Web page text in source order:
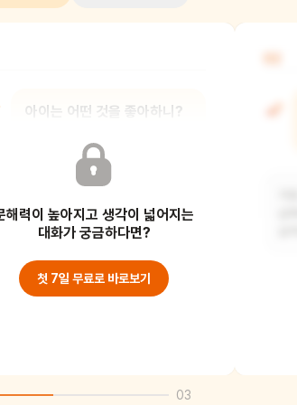
아이는 어떤 것을 좋아하니?
높은 곳을 좋아하고, 숨기를 좋아하고,
해력이 높아지고 생각이 넓어지는
대화가 궁금하다면?
첫 7일 무료로 바로보기
03